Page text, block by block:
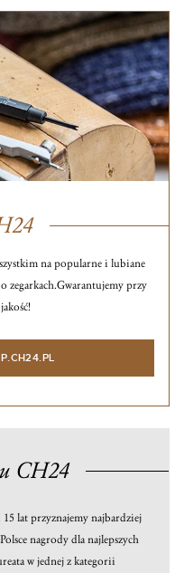
na popularne i lubiane
zegarkach.Gwarantujemy przy
CH24
15 lat przyznajemy najbardziej
nagrody dla najlepszych
w jednej z kategorii